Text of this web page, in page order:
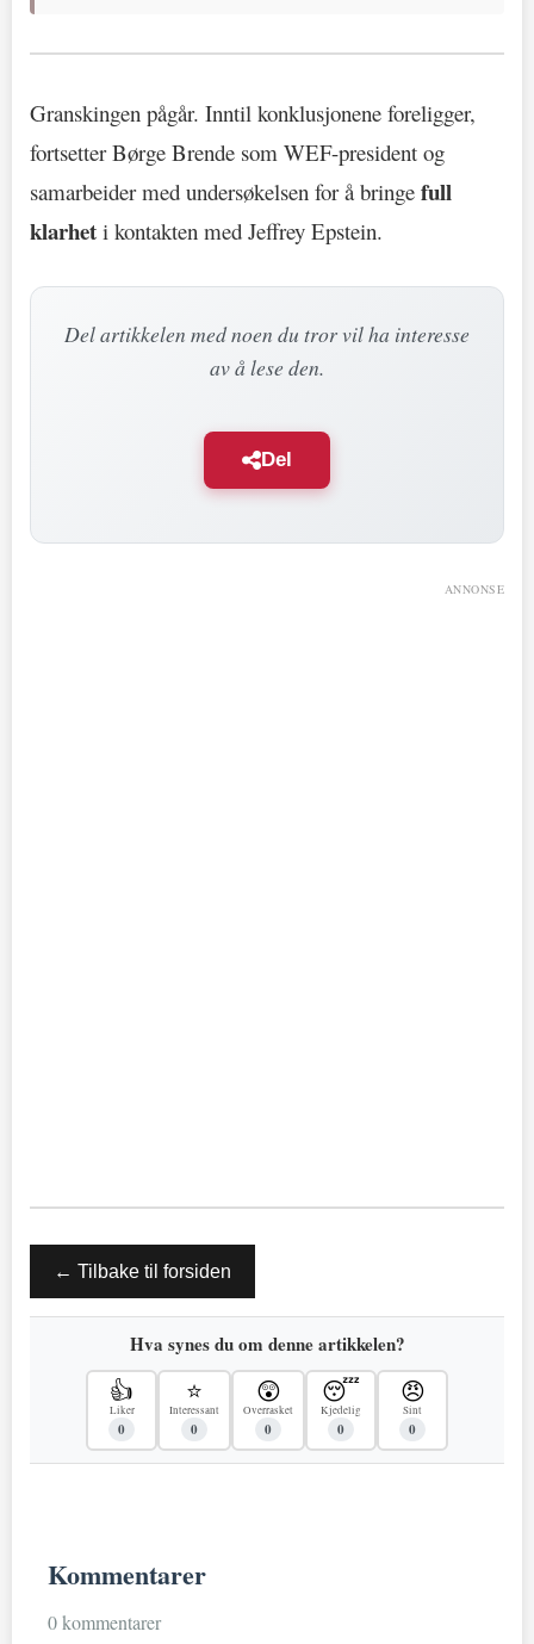
Granskingen pågår. Inntil konklusjonene foreligger,
fortsetter Børge Brende som WEF-president og
samarbeider med undersøkelsen for å bringe full
klarhet i kontakten med Jeffrey Epstein.
Del artikkelen med noen du tror vil ha interesse
av å lese den.
Del
ANNONSE
← Tilbake til forsiden
Hva synes du om denne artikkelen?
👍
Liker
0
⭐
Interessant
0
😲
Overrasket
0
😴
Kjedelig
0
😠
Sint
0
Kommentarer
0 kommentarer